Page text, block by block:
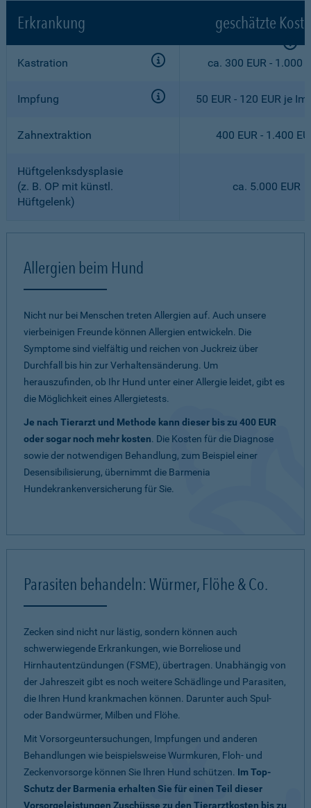
Erkrankung geschätzte
Kastration ca. 300 EUR - 1.000
Impfung 50 EUR - 120 EUR je
Zahnextraktion 400 EUR - 1.400
Hüftgelenksdysplasie
(z. B. OP mit künstl.
Hüftgelenk)
ca. 5.000 EUR
Allergien beim Hund
Nicht nur bei Menschen treten Allergien auf. Auch unsere
vierbeinigen Freunde können Allergien entwickeln. Die
Symptome sind vielfältig und reichen von Juckreiz über
Durchfall bis hin zur Verhaltensänderung. Um
herauszufinden, ob Ihr Hund unter einer Allergie leidet, gibt es
die Möglichkeit eines Allergietests.
Je nach Tierarzt und Methode kann dieser bis zu 400 EUR
oder sogar noch mehr kosten. Die Kosten für die Diagnose
sowie der notwendigen Behandlung, zum Beispiel einer
Desensibilisierung, übernimmt die Barmenia
Hundekrankenversicherung für Sie.
Parasiten behandeln: Würmer, Flöhe & Co.
Zecken sind nicht nur lästig, sondern können auch
schwerwiegende Erkrankungen, wie Borreliose und
Hirnhautentzündungen (FSME), übertragen. Unabhängig von
der Jahreszeit gibt es noch weitere Schädlinge und Parasiten,
die Ihren Hund krankmachen können. Darunter auch Spul-
oder Bandwürmer, Milben und Flöhe.
Mit Vorsorgeuntersuchungen, Impfungen und anderen
Behandlungen wie beispielsweise Wurmkuren, Floh- und
Zeckenvorsorge können Sie Ihren Hund schützen. Im Top-
Schutz der Barmenia erhalten Sie für einen Teil dieser
Vorsorgeleistungen Zuschüsse zu den Tierarztkosten bis zu